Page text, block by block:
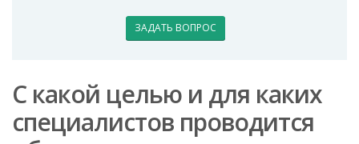
ЗАДАТЬ ВОПРОС
С какой целью и для каких
специалистов проводится